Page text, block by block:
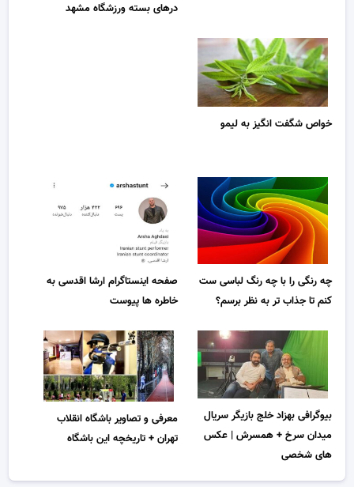
درهای بسته ورزشگاه مشهد
خواص شگفت انگیز به لیمو
چه رنگی را با چه رنگ لباسی ست
کنم تا جذاب تر به نظر برسم؟
صفحه اینستاگرام ارشا اقدسی به
خاطره ها پیوست
بیوگرافی بهزاد خلج بازیگر سریال
میدان سرخ + همسرش | عکس
های شخصی
معرفی و تصاویر باشگاه انقلاب
تهران + تاریخچه این باشگاه